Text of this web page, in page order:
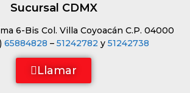
Sucursal CDMX
6-Bis Col. Villa Coyoacán C.P. 04000
65884828 – 51242782 y 51242738
Llamar